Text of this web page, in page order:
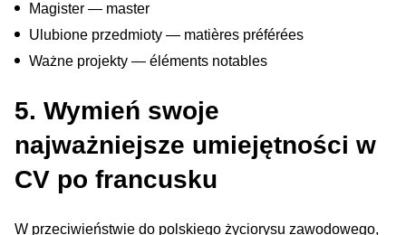
Magister — master
Ulubione przedmioty — matières préférées
Ważne projekty — éléments notables
5. Wymień swoje
najważniejsze umiejętności w
CV po francusku
W przeciwieństwie do polskiego życiorysu zawodowego,